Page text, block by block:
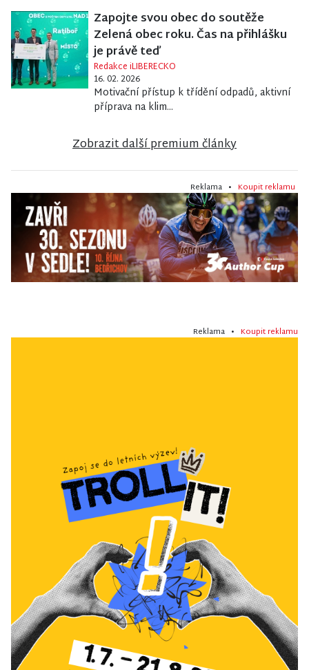
Zapojte svou obec do soutěže
Zelená obec roku. Čas na přihlášku
je právě teď
Redakce iLIBERECKO
16. 02. 2026
Motivační přístup k třídění odpadů, aktivní
příprava na klim...
Zobrazit další premium články
Reklama • Koupit reklamu
Reklama • Koupit reklamu